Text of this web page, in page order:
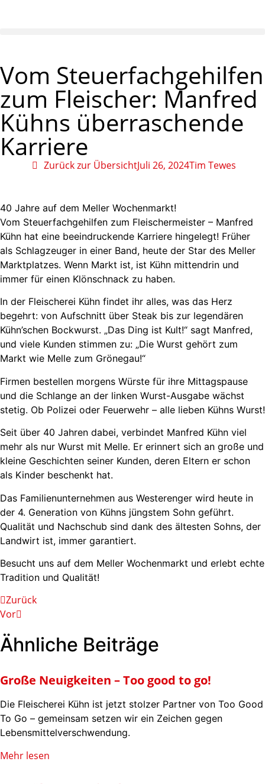
Vom Steuerfachgehilfen
zum Fleischer: Manfred
Kühns überraschende
Karriere
Zurück zur ÜbersichtJuli 26, 2024Tim Tewes
40 Jahre auf dem Meller Wochenmarkt!
Vom Steuerfachgehilfen zum Fleischermeister – Manfred
Kühn hat eine beeindruckende Karriere hingelegt! Früher
als Schlagzeuger in einer Band, heute der Star des Meller
Marktplatzes. Wenn Markt ist, ist Kühn mittendrin und
immer für einen Klönschnack zu haben.
In der Fleischerei Kühn findet ihr alles, was das Herz
begehrt: von Aufschnitt über Steak bis zur legendären
Kühn’schen Bockwurst. „Das Ding ist Kult!“ sagt Manfred,
und viele Kunden stimmen zu: „Die Wurst gehört zum
Markt wie Melle zum Grönegau!“
Firmen bestellen morgens Würste für ihre Mittagspause
und die Schlange an der linken Wurst-Ausgabe wächst
stetig. Ob Polizei oder Feuerwehr – alle lieben Kühns Wurst!
Seit über 40 Jahren dabei, verbindet Manfred Kühn viel
mehr als nur Wurst mit Melle. Er erinnert sich an große und
kleine Geschichten seiner Kunden, deren Eltern er schon
als Kinder beschenkt hat.
Das Familienunternehmen aus Westerenger wird heute in
der 4. Generation von Kühns jüngstem Sohn geführt.
Qualität und Nachschub sind dank des ältesten Sohns, der
Landwirt ist, immer garantiert.
Besucht uns auf dem Meller Wochenmarkt und erlebt echte
Tradition und Qualität!
Zurück
Vor
Ähnliche Beiträge
Große Neuigkeiten – Too good to go!
Die Fleischerei Kühn ist jetzt stolzer Partner von Too Good
To Go – gemeinsam setzen wir ein Zeichen gegen
Lebensmittelverschwendung.
Mehr lesen